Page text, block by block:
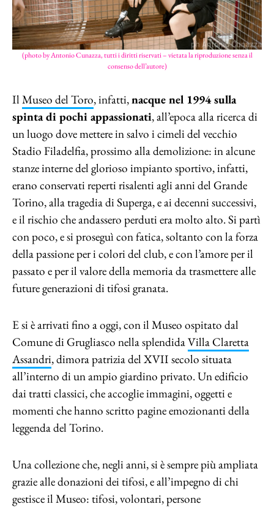
(photo by Antonio Cunazza, tutti i diritti riservati – vietata la riproduzione senza il
consenso dell’autore)
Il Museo del Toro, infatti,nacque nel 1994 sulla
spinta di pochi appassionati, all’epoca alla ricerca di
un luogo dove mettere in salvo i cimeli del vecchio
Stadio Filadelfia, prossimo alla demolizione: in alcune
stanze interne del glorioso impianto sportivo, infatti,
erano conservati reperti risalenti agli anni del Grande
Torino, alla tragedia di Superga, e ai decenni successivi,
e il rischio che andassero perduti era molto alto. Si partì
con poco, e si proseguì con fatica, soltanto con la forza
della passione per i colori del club, e con l’amore per il
passato e per il valore della memoria da trasmettere alle
future generazioni di tifosi granata.
E si è arrivati fino a oggi, con il Museo ospitato dal
Comune di Grugliasco nella splendidaVilla Claretta
Assandri, dimora patrizia del XVII secolo situata
all’interno di un ampio giardino privato. Un edificio
dai tratti classici, che accoglie immagini, oggetti e
momenti che hanno scritto pagine emozionanti della
leggenda del Torino.
Una collezione che, negli anni, si è sempre più ampliata
grazie alle donazioni dei tifosi, e all’impegno di chi
gestisce il Museo: tifosi, volontari, persone